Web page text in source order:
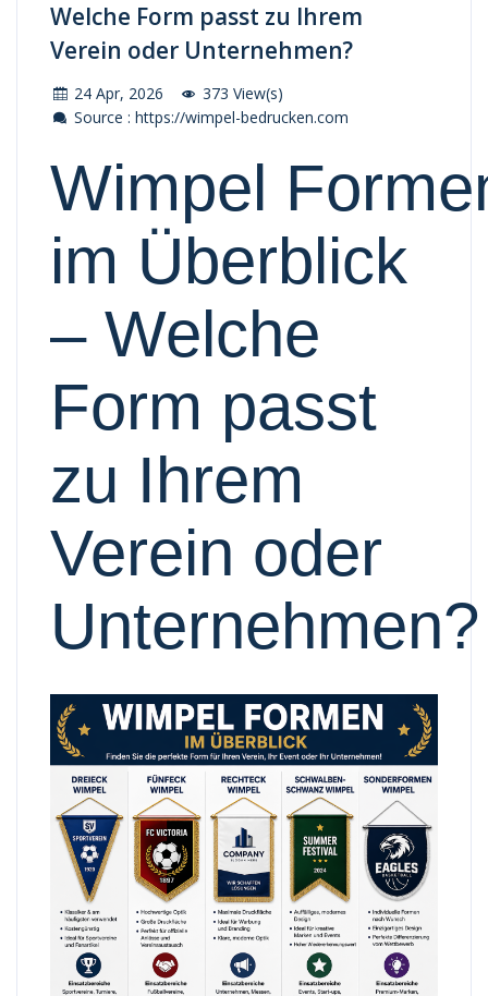
Welche Form passt zu Ihrem
Verein oder Unternehmen?
24 Apr, 2026
373 View(s)
Source : https://wimpel-bedrucken.com
Wimpel
im Überblick
– Welche
Form passt
zu Ihrem
Verein oder
Unternehmen?